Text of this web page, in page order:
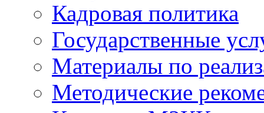
Кадровая политика
Государственные
Материалы по
Методические